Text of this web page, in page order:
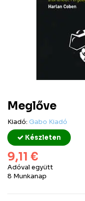
Meglőve
Kiadó: Gabo Kiadó
Készleten
9,11 €
Adóval együtt
8 Munkanap